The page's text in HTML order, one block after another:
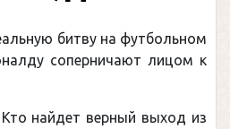
битву на футбольном
соперничают лицом к
найдет верный выход из